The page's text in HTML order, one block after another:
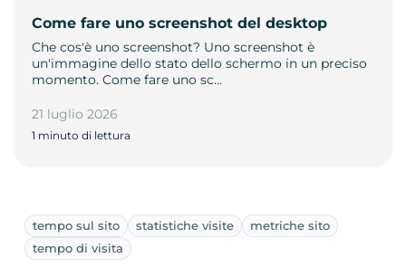
Come fare uno screenshot del desktop
Che cos'è uno screenshot? Uno screenshot è
un'immagine dello stato dello schermo in un preciso
momento. Come fare uno sc…
21 luglio 2026
1 minuto di lettura
tempo sul sito statistiche visite
metriche sito
tempo di visita